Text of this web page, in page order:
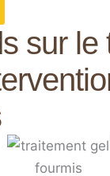
sur le